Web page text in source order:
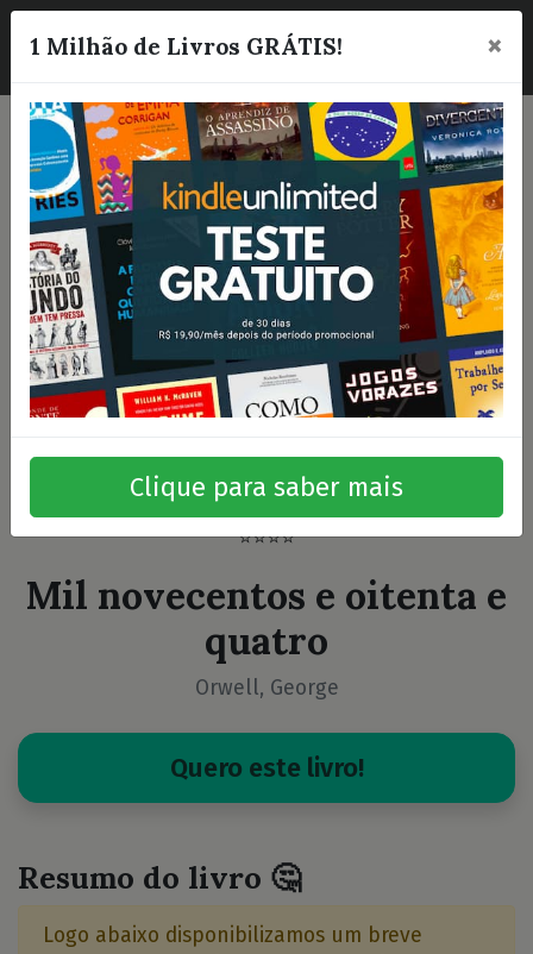
☰
⭐⭐⭐⭐
Mil novecentos e oitenta e
quatro
Orwell, George
Quero este livro!
Resumo do livro 🤔
Logo abaixo disponibilizamos um breve
1 Milhão de Livros GRÁTIS! ×
Clique para saber mais